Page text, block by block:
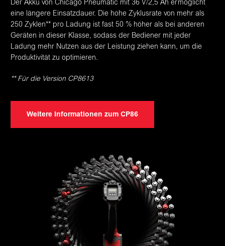
Der Akku von Chicago Pneumatic mit 36 V/2,5 Ah ermöglicht
eine längere Einsatzdauer. Die hohe Zyklusrate von mehr als
250 Zyklen** pro Ladung ist fast 50 % höher als bei anderen
Geräten in dieser Klasse, sodass der Bediener mit jeder
Ladung mehr Nutzen aus der Leistung ziehen kann, um die
Produktivität zu optimieren.
** Für die Version CP8613
Weitere Informationen zum CP86